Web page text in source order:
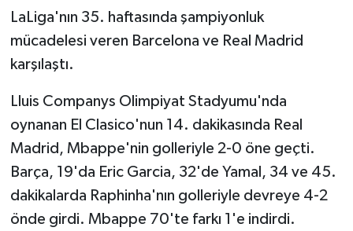
LaLiga'nın 35. haftasında şampiyonluk
mücadelesi veren Barcelona ve Real Madrid
karşılaştı.
Lluis Companys Olimpiyat Stadyumu'nda
oynanan El Clasico'nun 14. dakikasında Real
Madrid, Mbappe'nin golleriyle 2-0 öne geçti.
Barça, 19'da Eric Garcia, 32'de Yamal, 34 ve 45.
dakikalarda Raphinha'nın golleriyle devreye 4-2
önde girdi. Mbappe 70'te farkı 1'e indirdi.